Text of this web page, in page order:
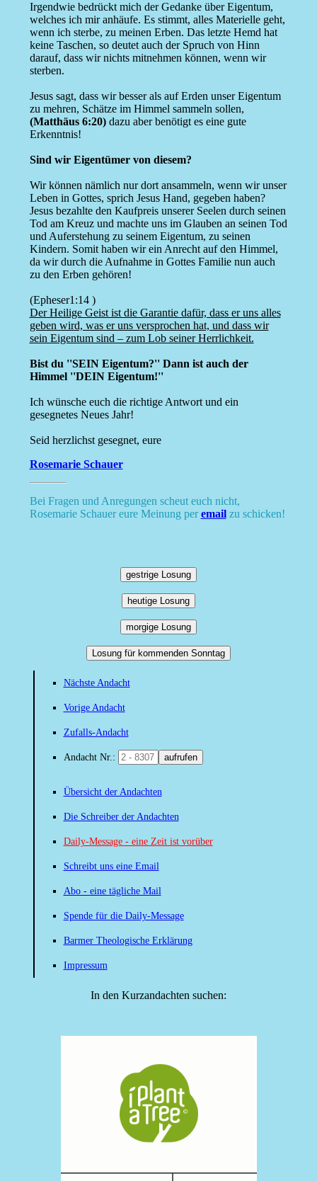
Irgendwie bedrückt mich der Gedanke über Eigentum,
welches ich mir anhäufe. Es stimmt, alles Materielle geht,
wenn ich sterbe, zu meinen Erben. Das letzte Hemd hat
keine Taschen, so deutet auch der Spruch von Hinn
darauf, dass wir nichts mitnehmen können, wenn wir
sterben.
Jesus sagt, dass wir besser als auf Erden unser Eigentum
zu mehren, Schätze im Himmel sammeln sollen,
(Matthäus 6:20)dazu aber benötigt es eine gute
Erkenntnis!
Sind wir Eigentümer von diesem?
Wir können nämlich nur dort ansammeln, wenn wir unser
Leben in Gottes, sprich Jesus Hand, gegeben haben?
Jesus bezahlte den Kaufpreis unserer Seelen durch seinen
Tod am Kreuz und machte uns im Glauben an seinen Tod
und Auferstehung zu seinem Eigentum, zu seinen
Kindern. Somit haben wir ein Anrecht auf den Himmel,
da wir durch die Aufnahme in Gottes Familie nun auch
zu den Erben gehören!
(Epheser1:14 )
Der Heilige Geist ist die Garantie dafür, dass er uns alles
geben wird, was er uns versprochen hat, und dass wir
sein Eigentum sind – zum Lob seiner Herrlichkeit.
Bist du ''SEIN Eigentum?'' Dann ist auch der
Himmel ''DEIN Eigentum!''
Ich wünsche euch die richtige Antwort und ein
gesegnetes Neues Jahr!
Seid herzlichst gesegnet, eure
Rosemarie Schauer
Bei Fragen und Anregungen scheut euch nicht,
Rosemarie Schauer eure Meinung peremailzu schicken!
gestrige Losung
heutige Losung
morgige Losung
Losung für kommenden Sonntag
Nächste Andacht
Vorige Andacht
Zufalls-Andacht
Andacht Nr.: aufrufen
Übersicht der Andachten
Die Schreiber der Andachten
Daily-Message - eine Zeit ist vorüber
Schreibt uns eine Email
Abo - eine tägliche Mail
Spende für die Daily-Message
Barmer Theologische Erklärung
Impressum
In den Kurzandachten suchen: